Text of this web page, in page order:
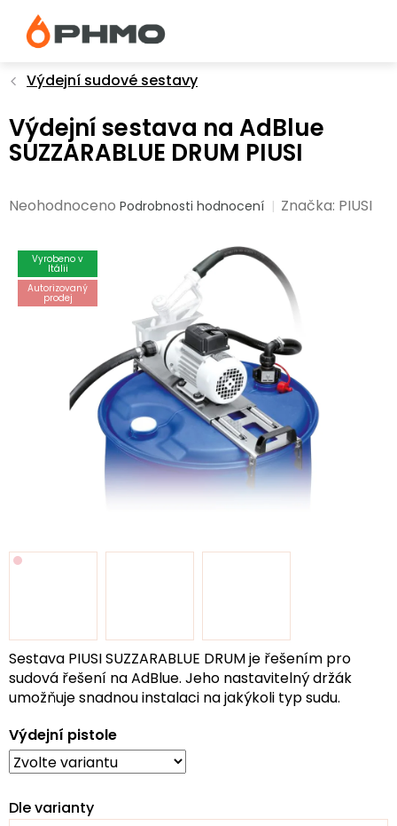
obsah
Výdejní sudové sestavy
Výdejní sestava na AdBlue
SUZZARABLUE DRUM PIUSI
Průměrné
0,0
Neohodnoceno Podrobnosti hodnocení Značka: PIUSI
Vyrobeno v
Itálii
Autorizovaný
prodej
Výdejní pistole
Sestava PIUSI SUZZARABLUE DRUM je řešením pro
sudová řešení na AdBlue. Jeho nastavitelný držák
umožňuje snadnou instalaci na jakýkoli typ sudu.
Dle varianty